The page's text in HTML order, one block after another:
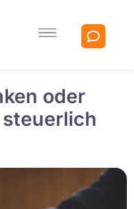
oder